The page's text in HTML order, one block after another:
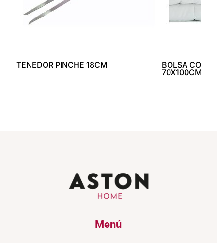
TENEDOR PINCHE 18CM
BOLSA
70X100CM
Menú